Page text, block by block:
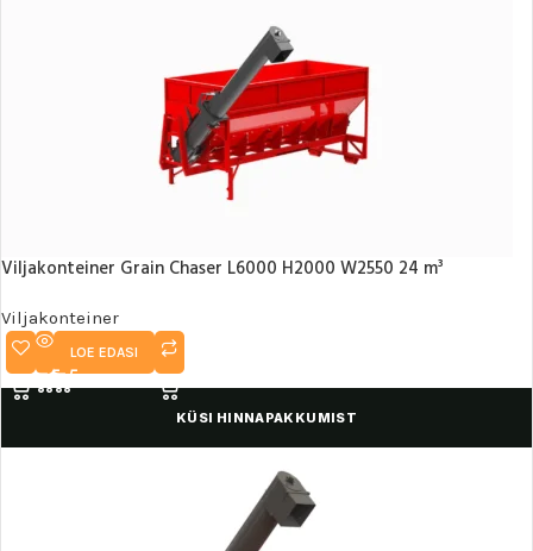
Viljakonteiner Grain Chaser L6000 H2000 W2550 24 m³
Viljakonteiner
LOE EDASI
KÜSI HINNAPAKKUMIST